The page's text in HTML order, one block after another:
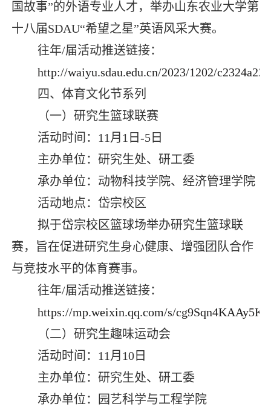
国故事”的外语专业人才，举办山东农业大学第
十八届SDAU“希望之星”英语风采大赛。
往年/届活动推送链接：
http://waiyu.sdau.edu.cn/2023/1202/
四、体育文化节系列
（一）研究生篮球联赛
活动时间： 11 月 1 日 -5日
主办单位：研究生处、研工委
承办单位：动物科技学院、经济管理学院
活动地点：岱宗校区
拟于岱宗校区篮球场举办研究生篮球联
赛，旨在促进研究生身心健康、增强团队合作
与竞技水平的体育赛事。
往年/届活动推送链接：
https://mp.weixin.qq.com/s/
（二）研究生趣味运动会
活动时间： 11 月 10日
主办单位：研究生处、研工委
承办单位：园艺科学与工程学院